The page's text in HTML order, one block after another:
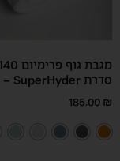
סדרת SuperHyder – רכות
185.00 ₪